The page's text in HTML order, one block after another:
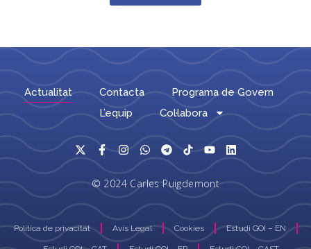
Actualitat Contacta
Programa de Govern
L’equip
Col·labora
© 2024 Carles Puigdemont
Política de privacitat Avís Legal Cookies Estudi GOI – EN